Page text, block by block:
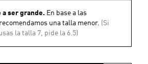
a ser grande. En base a las
una talla menor. (Si
la talla 7, pide la 6.5)